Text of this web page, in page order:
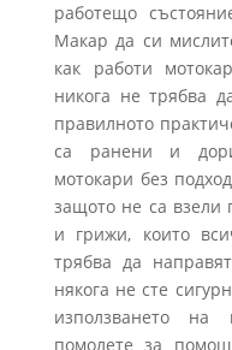
работещо
Макар да си
как работи
никога не трябва
правилното
са ранени и
мотокари без
защото не са взели
и грижи, които
трябва да
някога не сте
използването
помолете за